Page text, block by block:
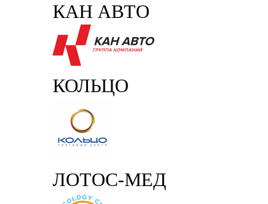
КАН АВТО
КОЛЬЦО
ЛОТОС-МЕД